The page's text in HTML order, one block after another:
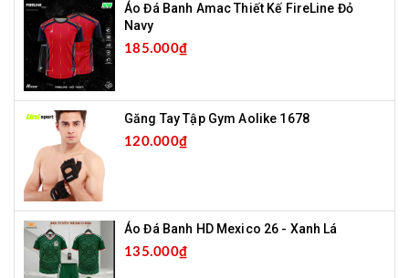
Áo Đá Banh Amac Thiết Kế FireLine Đỏ
Navy
185.000₫
Găng Tay Tập Gym Aolike 1678
120.000₫
Áo Đá Banh HD Mexico 26 - Xanh Lá
135.000₫